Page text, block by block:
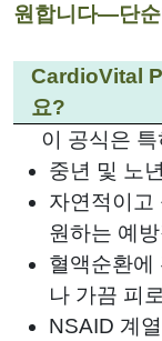
원합니다—단
CardioVital
요?
이 공식은 특
중년 및 노
자연적이고
원하는 예
혈액순환에
나 가끔 피
NSAID 계